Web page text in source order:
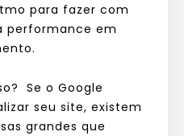
para fazer com
performance em
Se o Google
seu site, existem
grandes que